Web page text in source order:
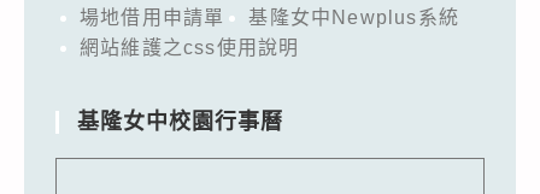
場地借用申請單
基隆女中Newplus系統
網站維護之css使用說明
基隆女中校園行事曆